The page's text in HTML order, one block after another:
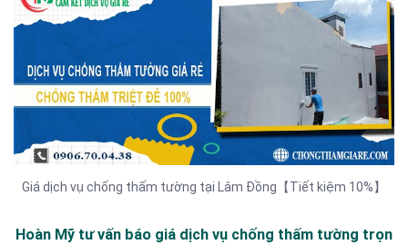
Giá dịch vụ chống thấm tường tại Lâm Đồng【Tiết kiệm 10%】
Hoàn Mỹ tư vấn báo giá dịch vụ chống thấm tường trọn